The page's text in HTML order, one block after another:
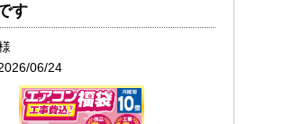
す
06/24